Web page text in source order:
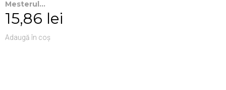
Mesterul...
15,86 lei
Adaugă în coș